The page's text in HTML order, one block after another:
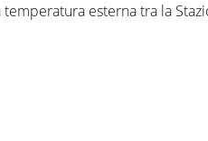
esterna tra la